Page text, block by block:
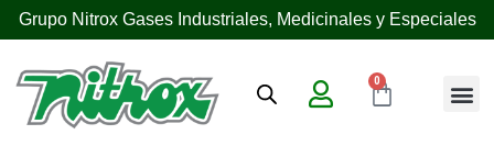
Grupo Nitrox Gases Industriales, Medicinales y Especiales
0